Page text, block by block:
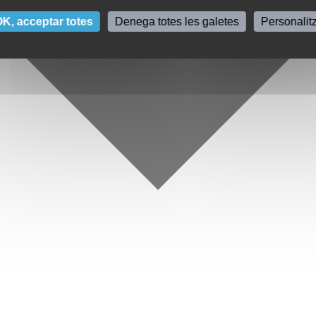
acceptar totes Denega totes les galetes